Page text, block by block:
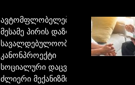
ავტომფლობელებისათვის
მესამე პირის დაზღვევის
სავალდებულოობის
კანონპროექტი
სოციალური დაცვის
ძლიერი მექანიზმია –